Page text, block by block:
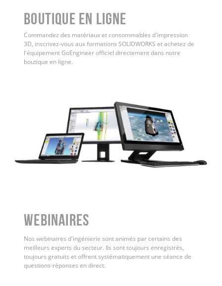
Boutique en ligne
Commandez des matériaux et consommables d'impression
3D, inscrivez-vous aux formations SOLIDWORKS et achetez de
l'équipement GoEngineer officiel directement dans notre
boutique en ligne.
WEBINAIRES
Nos webinaires d'ingénierie sont animés par certains des
meilleurs experts du secteur. Ils sont toujours enregistrés,
toujours gratuits et offrent systématiquement une séance de
questions-réponses en direct.